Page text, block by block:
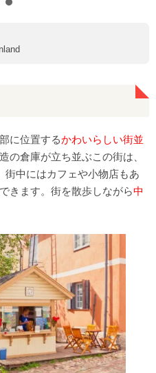
に位置するかわいらしい街並
の倉庫が立ち並ぶこの街は、
街中にはカフェや小物店もあ
きます。街を散歩しながら中